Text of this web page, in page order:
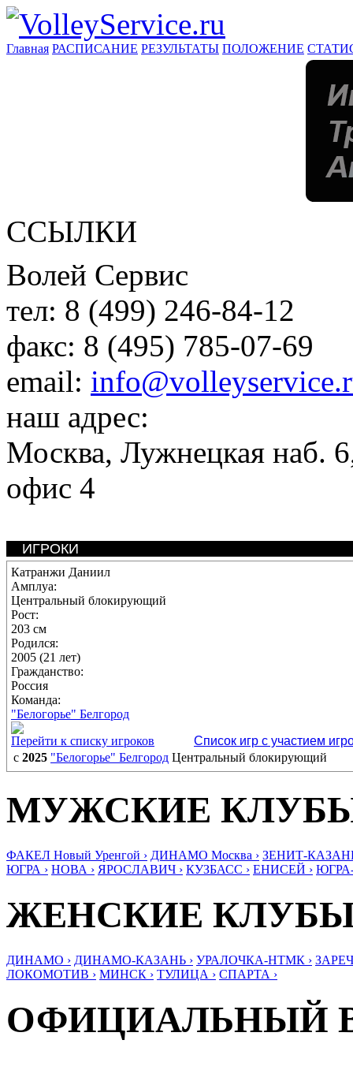
Главная РАСПИСАНИЕ РЕЗУЛЬТАТЫ ПОЛОЖЕНИЕ
ССЫЛКИ
Волей Сервис
тел: 8 (499) 246-84-12
факс: 8 (495) 785-07-69
email:
наш адрес:
Москва, Лужнецкая наб.
офис 4
ИГРОКИ
Катранжи Даниил
Амплуа:
Центральный блокирующий
Рост:
203 см
Родился:
2005 (21 лет)
Гражданство:
Россия
Команда:
"Белогорье" Белгород
Перейти к списку игроков
Список игр с участием
с 2025 "Белогорье" Белгород Центральный блокирующий
МУЖСКИЕ
ФАКЕЛ Новый Уренгой › ДИНАМО Москва › ЗЕНИТ-
ЮГРА › НОВА › ЯРОСЛАВИЧ › КУЗБАСС › ЕНИСЕЙ ›
ЖЕНСКИЕ
ДИНАМО › ДИНАМО-КАЗАНЬ › УРАЛОЧКА-НТМК ›
ЛОКОМОТИВ › МИНСК › ТУЛИЦА › СПАРТА ›
ОФИЦИАЛЬНЫЙ